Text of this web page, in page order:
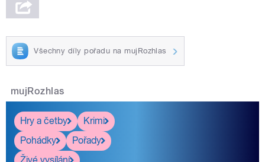
Všechny díly pořadu na mujRozhlas
mujRozhlas
Hry a četby
Krimi
Pohádky
Pořady